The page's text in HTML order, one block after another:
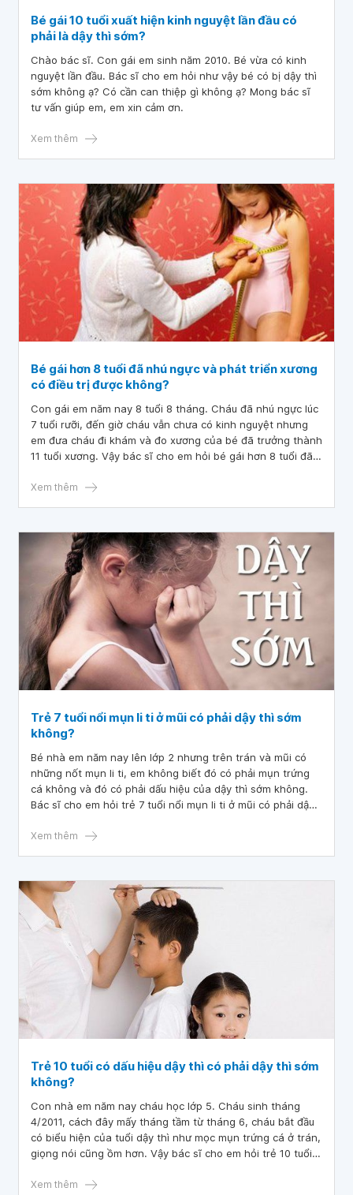
Bé gái 10 tuổi xuất hiện kinh nguyệt lần đầu có
phải là dậy thì sớm?
Chào bác sĩ. Con gái em sinh năm 2010. Bé vừa có kinh
nguyệt lần đầu. Bác sĩ cho em hỏi như vậy bé có bị dậy thì
sớm không ạ? Có cần can thiệp gì không ạ? Mong bác sĩ
tư vấn giúp em, em xin cảm ơn.
Xem thêm
Bé gái hơn 8 tuổi đã nhú ngực và phát triển xương
có điều trị được không?
Con gái em năm nay 8 tuổi 8 tháng. Cháu đã nhú ngực lúc
7 tuổi rưỡi, đến giờ cháu vẫn chưa có kinh nguyệt nhưng
em đưa cháu đi khám và đo xương của bé đã trưởng thành
11 tuổi xương. Vậy bác sĩ cho em hỏi bé gái hơn 8 tuổi đã
Mong bác sĩ tư vấn, em cảm ơn bác sĩ.
Xem thêm
Trẻ 7 tuổi nổi mụn li ti ở mũi có phải dậy thì sớm
không?
Bé nhà em năm nay lên lớp 2 nhưng trên trán và mũi có
những nốt mụn li ti, em không biết đó có phải mụn trứng
cá không và đó có phải dấu hiệu của dậy thì sớm không.
Bác sĩ cho em hỏi trẻ 7 tuổi nổi mụn li ti ở mũi có phải dậy
Xem thêm
Trẻ 10 tuổi có dấu hiệu dậy thì có phải dậy thì sớm
không?
Con nhà em năm nay cháu học lớp 5. Cháu sinh tháng
4/2011, cách đây mấy tháng tầm từ tháng 6, cháu bắt đầu
có biểu hiện của tuổi dậy thì như mọc mụn trứng cá ở trán,
giọng nói cũng ồm hơn. Vậy bác sĩ cho em hỏi trẻ 10 tuổi
Xem thêm